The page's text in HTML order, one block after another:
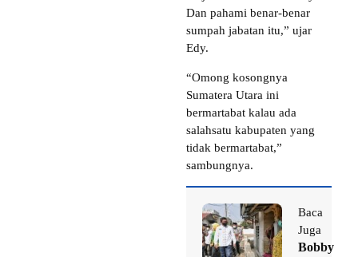
Dan pahami benar-benar
sumpah jabatan itu,” ujar
Edy.
“Omong kosongnya
Sumatera Utara ini
bermartabat kalau ada
salahsatu kabupaten yang
tidak bermartabat,”
sambungnya.
Baca
Juga
Bobby